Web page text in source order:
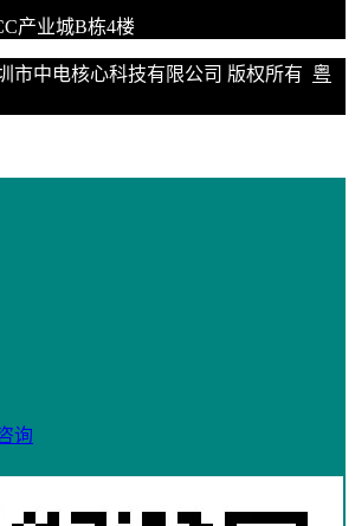
产业城B栋4楼
市中电核心科技有限公司 版权所有 粤
询